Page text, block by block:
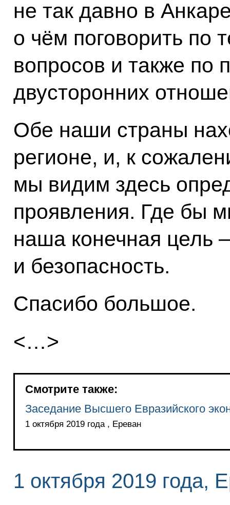
не так давно в
о чём поговорить по
вопросов и также по
двусторонних
Обе наши страны
регионе, и, к
мы видим здесь
проявления. Где бы
наша конечная цель
и безопасность.
Спасибо большое.
<…>
Смотрите также:
Заседание Высшего Евразийского
1 октября 2019 года , Ереван
1 октября 2019 года,